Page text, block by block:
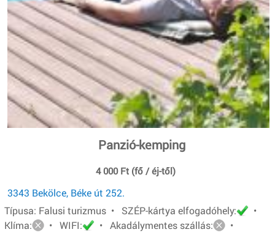
Panzió-kemping
4 000 Ft (fő / éj-től)
3343 Bekölce, Béke út 252.
Típusa: Falusi turizmus • SZÉP-kártya elfogadóhely:
•
Klíma:
• WIFI: • Akadálymentes szállás:
•